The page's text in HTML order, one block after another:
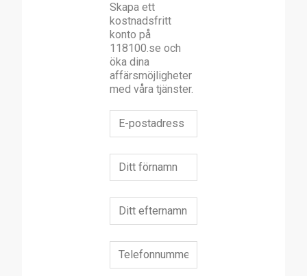
Skapa ett
kostnadsfritt
konto på
118100.se och
öka dina
affärsmöjligheter
med våra tjänster.